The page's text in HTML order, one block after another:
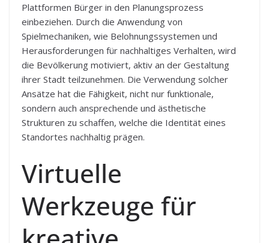
Plattformen Bürger in den Planungsprozess
einbeziehen. Durch die Anwendung von
Spielmechaniken, wie Belohnungssystemen und
Herausforderungen für nachhaltiges Verhalten, wird
die Bevölkerung motiviert, aktiv an der Gestaltung
ihrer Stadt teilzunehmen. Die Verwendung solcher
Ansätze hat die Fähigkeit, nicht nur funktionale,
sondern auch ansprechende und ästhetische
Strukturen zu schaffen, welche die Identität eines
Standortes nachhaltig prägen.
Virtuelle
Werkzeuge für